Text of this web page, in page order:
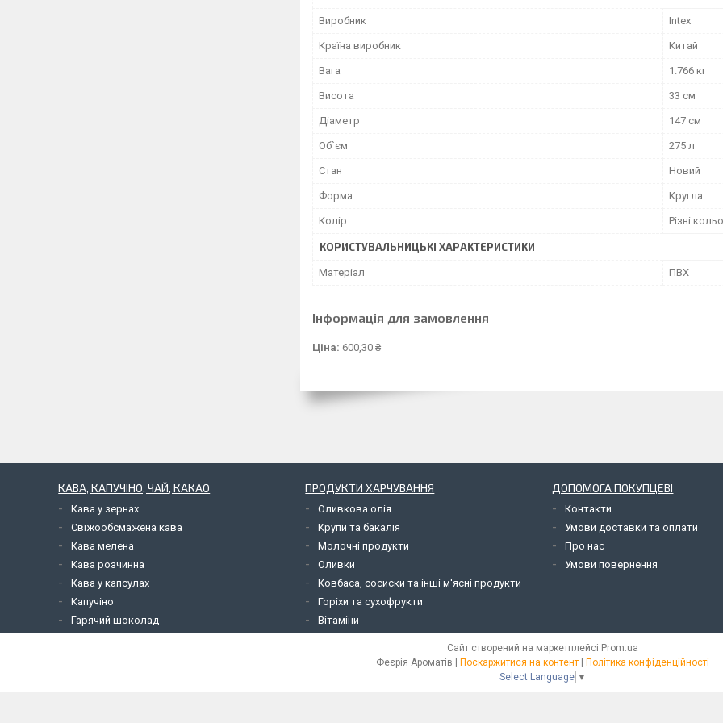
Виробник Intex
Країна виробник Китай
Вага 1.766 кг
Висота 33 см
Діаметр 147 см
Об`єм 275 л
Стан Новий
Форма Кругла
Колір Різні
КОРИСТУВАЛЬНИЦЬКІ ХАРАКТЕРИСТИКИ
Матеріал ПВХ
Інформація для замовлення
Ціна: 600,30 ₴
КАВА, КАПУЧІНО, ЧАЙ, КАКАО
Кава у зернах
Свіжообсмажена кава
Кава мелена
Кава розчинна
Кава у капсулах
Капучіно
Гарячий шоколад
ПРОДУКТИ ХАРЧУВАННЯ
Оливкова олія
Крупи та бакалія
Молочні продукти
Оливки
Ковбаса, сосиски та інші м'ясні продукти
Горіхи та сухофрукти
Вітаміни
ДОПОМОГА ПОКУПЦЕВІ
Контакти
Умови доставки та оплати
Про нас
Умови повернення
Сайт створений на маркетплейсі Prom.ua
Феєрія Ароматів | Поскаржитися на контент | Політика конфіденційності
Select Language ▼